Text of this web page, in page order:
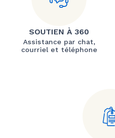
SOUTIEN À 360
Assistance par chat,
courriel et téléphone